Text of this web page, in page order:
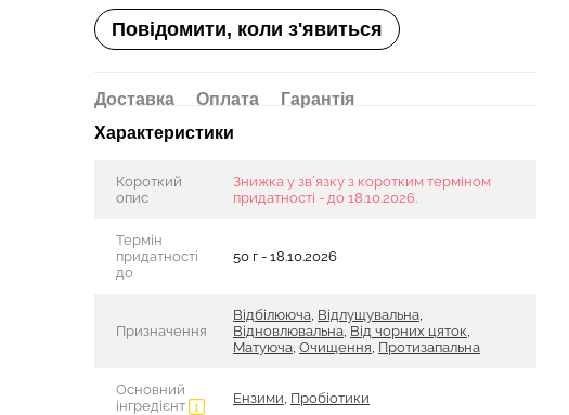
Повідомити, коли з'явиться
Доставка Оплата
Гарантія
Характеристики
Короткий
опис
Знижка у звʼязку з коротким терміном
придатності - до 18.10.2026.
Термін
придатності
до
50 г - 18.10.2026
Призначення
Відбілююча, Відлущувальна,
Відновлювальна, Від чорних цяток,
Матуюча, Очищення, Протизапальна
Основний
інгредієнт
Ензими, Пробіотики